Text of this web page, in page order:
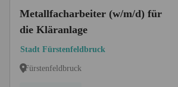
Metallfacharbeiter (w/m/d) für
die Kläranlage
Stadt Fürstenfeldbruck
Fürstenfeldbruck